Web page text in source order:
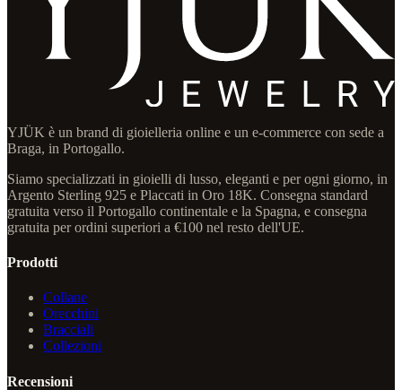
YJÜK è un brand di gioielleria online e un e-commerce con sede a
Braga, in Portogallo.
Siamo specializzati in gioielli di lusso, eleganti e per ogni giorno, in
Argento Sterling 925 e Placcati in Oro 18K. Consegna standard
gratuita verso il Portogallo continentale e la Spagna, e consegna
gratuita per ordini superiori a €100 nel resto dell'UE.
Prodotti
Collane
Orecchini
Bracciali
Collezioni
Recensioni